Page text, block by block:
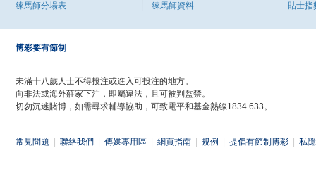
練馬師分場表
練馬師資料
貼士指
博彩要有節制
未滿十八歲人士不得投注或進入可投注的地方。
向非法或海外莊家下注，即屬違法，且可被判監禁。
切勿沉迷賭博，如需尋求輔導協助，可致電平和基金熱線1834 633。
常見問題 聯絡我們 傳媒專用區 網頁指南 規例 提倡有節制博彩 私